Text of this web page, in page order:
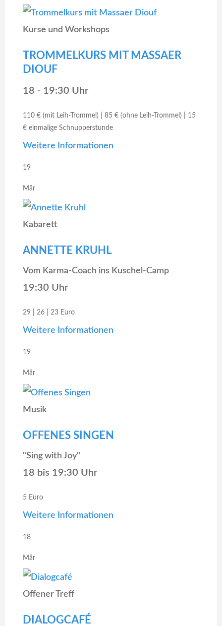
Kurse und Workshops
TROMMELKURS MIT MASSAER
DIOUF
18 - 19:30 Uhr
110 € (mit Leih-Trommel) | 85 € (ohne Leih-Trommel) | 15
€ einmalige Schnupperstunde
Weitere Informationen
19
Mär
Kabarett
ANNETTE KRUHL
Vom Karma-Coach ins Kuschel-Camp
19:30 Uhr
29 | 26 | 23 Euro
Weitere Informationen
19
Mär
Musik
OFFENES SINGEN
"Sing with Joy"
18 bis 19:30 Uhr
5 Euro
Weitere Informationen
18
Mär
Offener Treff
DIALOGCAFÉ